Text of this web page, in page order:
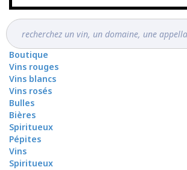
Boutique
Vins rouges
Vins blancs
Vins rosés
Bulles
Bières
Spiritueux
Pépites
Vins
Spiritueux